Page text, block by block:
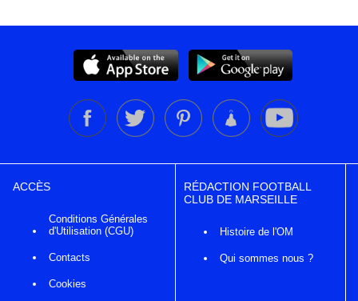
ACCÈS
Conditions Générales
d'Utilisation (CGU)
Contacts
Cookies
RÉDACTION FOOTBALL
CLUB DE MARSEILLE
Histoire de l'OM
Qui sommes nous ?